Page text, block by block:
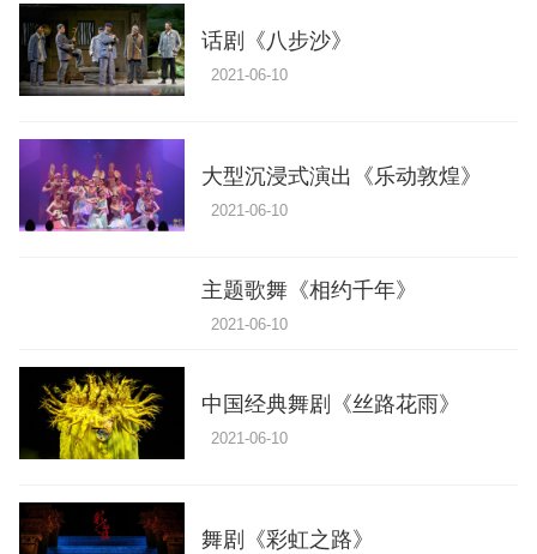
话剧《八步沙》
2021-06-10
大型沉浸式演出《乐动敦煌》
2021-06-10
主题歌舞《相约千年》
2021-06-10
中国经典舞剧《丝路花雨》
2021-06-10
舞剧《彩虹之路》